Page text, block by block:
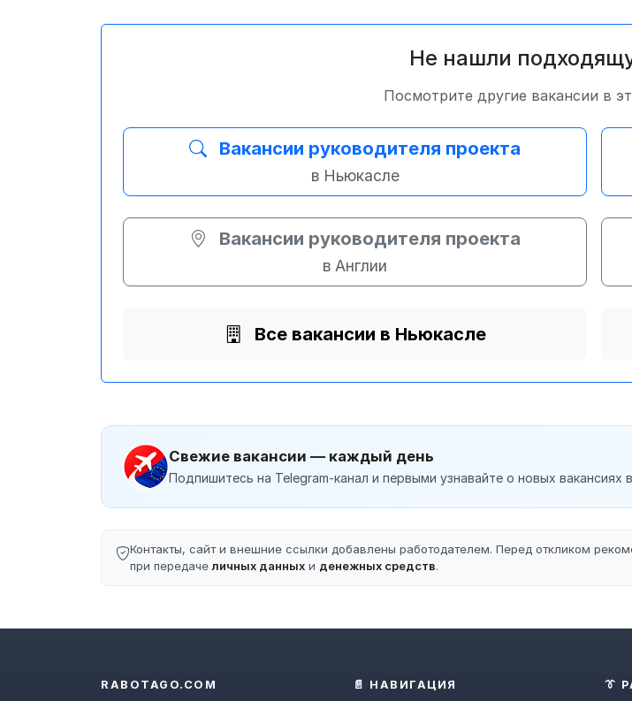
Не нашли
Посмотрите другие вакансии в
Вакансии руководителя проекта
в Ньюкасле
Вакансии руководителя проекта
в Англии
Все вакансии в Ньюкасле
Свежие вакансии — каждый день
Подпишитесь на Telegram-канал и первыми узнавайте о новых вакансиях
Контакты, сайт и внешние ссылки добавлены работодателем. Перед откликом
при передачеличных данных и денежных средств.
RABOTAGO.COM 📄 НАВИГАЦИЯ 👔